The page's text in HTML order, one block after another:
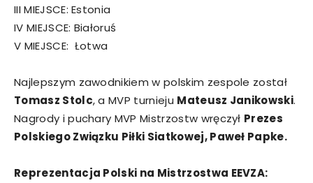
III MIEJSCE: Estonia
IV MIEJSCE: Białoruś
V MIEJSCE: Łotwa
Najlepszym zawodnikiem w polskim zespole został
Tomasz Stolc, a MVP turnieju Mateusz Janikowski.
Nagrody i puchary MVP Mistrzostw wręczył Prezes
Polskiego Związku Piłki Siatkowej, Paweł Papke.
Reprezentacja Polski na Mistrzostwa EEVZA: